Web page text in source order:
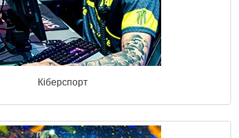
Кіберспорт